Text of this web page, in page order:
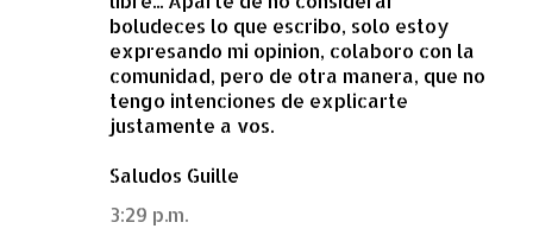
boludeces lo que escribo, solo estoy
expresando mi opinion, colaboro con la
comunidad, pero de otra manera, que no
tengo intenciones de explicarte
justamente a vos.
Saludos Guille
3:29 p.m.